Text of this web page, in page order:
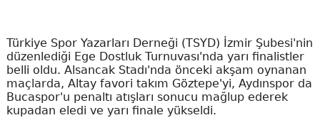
Türkiye Spor Yazarları Derneği (TSYD) İzmir Şubesi'nin
düzenlediği Ege Dostluk Turnuvası'nda yarı finalistler
belli oldu. Alsancak Stadı'nda önceki akşam oynanan
maçlarda, Altay favori takım Göztepe'yi, Aydınspor da
Bucaspor'u penaltı atışları sonucu mağlup ederek
kupadan eledi ve yarı finale yükseldi.